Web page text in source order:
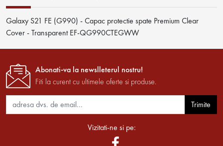
Galaxy S21 FE (G990) - Capac protectie spate Premium Clear
Cover - Transparent EF-QG990CTEGWW
Abonati-va la newslleterul nostru!
Fiti la curent cu ultimele oferte si produse.
Trimite
Vizitati-ne si pe: